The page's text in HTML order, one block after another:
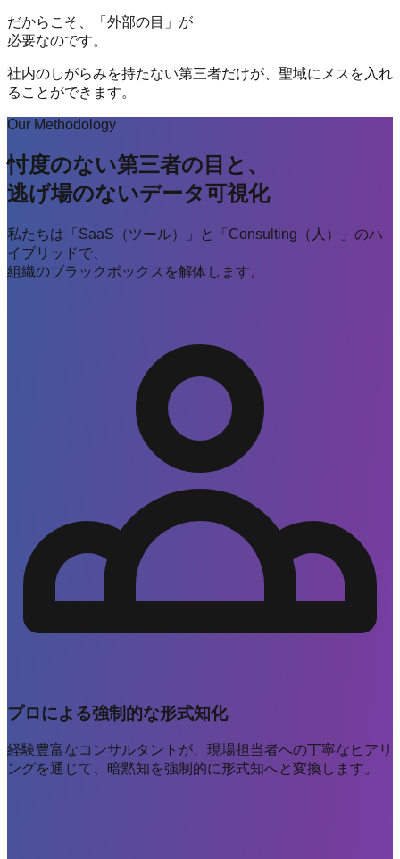
だからこそ、 「外部の目」 が
必要なのです。
社内のしがらみを持たない第三者だけが、聖域にメスを入れ
ることができます。
Our Methodology
忖度のない第三者の目と、
逃げ場のないデータ可視化
私たちは「SaaS（ツール）」と「Consulting（人）」のハ
イブリッドで、
組織のブラックボックスを解体します。
プロによる強制的な形式知化
経験豊富なコンサルタントが、現場担当者への丁寧なヒアリ
ングを通じて、 暗黙知を強制的に形式知へと変換 します。